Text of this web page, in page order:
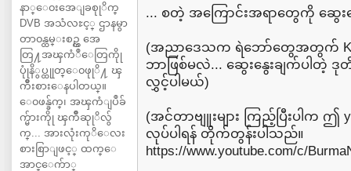
နာ္ေ၀းအေျခစုုိက္
DVB အသံလႊင့္ ဌာနမွာ
တာ၀န္ထမ္းစဥ္က အေ
တြ႔အၾကံဳေတြကိုု
ပုုံနိွပ္ထုုတ္ေ၀ဖုုိ႔ ၾ
ကိဳးစားေနပါတယ္။
ေ၀ဖန္ခ်က္၊ အၾကံျပဳခ်
က္မ်ားကိုု ၾကိဳဆုုိလ်ွ
က္... အားလုံးကုိေလး
စားစြာျဖင့္ ထက္ေ
အာင္ေက်ာ္
... စတဲ့ အကြောင်းအရာတွေကို ဆွေး
(အညာဒေသက ရဲဘော်တွေအတွက်
ဘာဖြစ်မလဲ... ဆွေးနွေးချက်ပါ
လွှင့်ပါမယ်)
(အင်တာဗျူးများ ကြည့်ပြီးပါက ဤ
လုပ်ပါရန် တိုက်တွန်းပါသည်။
https://www.youtube.com/c/